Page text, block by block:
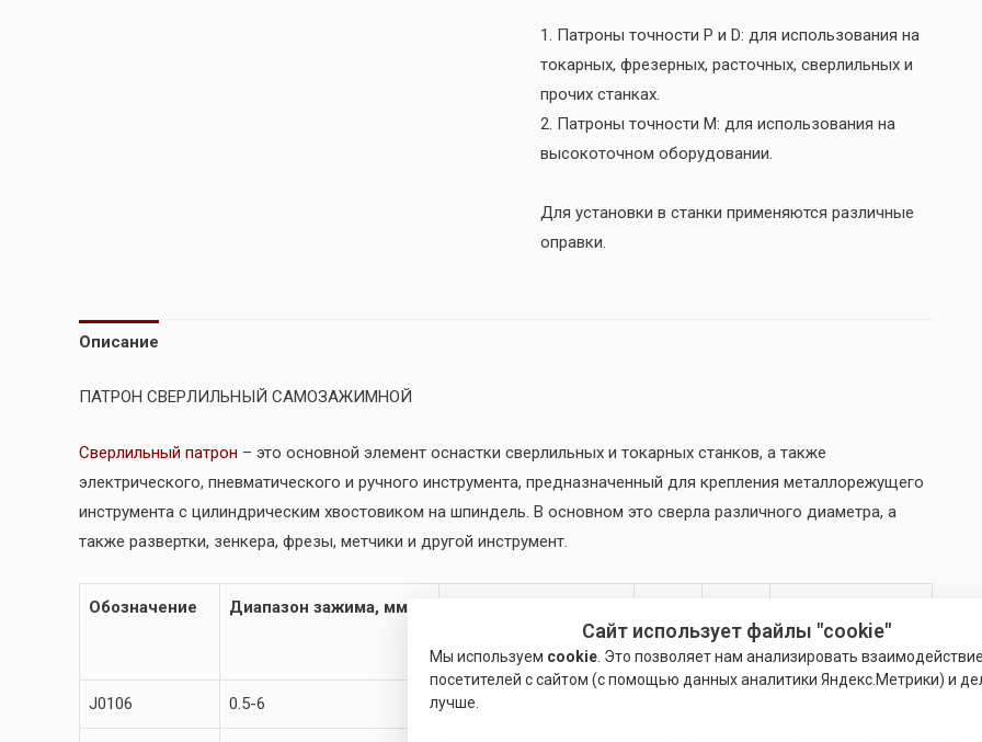
1. Патроны точности P и D: для использования на
токарных, фрезерных, расточных, сверлильных и
прочих станках.
2. Патроны точности М: для использования на
высокоточном оборудовании.
Для установки в станки применяются различные
оправки.
Описание
ПАТРОН СВЕРЛИЛЬНЫЙ САМОЗАЖИМНОЙ
Сверлильный патрон – это основной элемент оснастки сверлильных и токарных станков, а также
электрического, пневматического и ручного инструмента, предназначенный для крепления металлорежущего
инструмента с цилиндрическим хвостовиком на шпиндель. В основном это сверла различного диаметра, а
также развертки, зенкера, фрезы, метчики и другой инструмент.
Обозначение Диапазон зажима, мм
P D M
J0106 0.5-6 B10
Сайт использует файлы "cookie"
Мы используем cookie . Это позволяет нам анализировать
посетителей с сайтом (с помощью данных аналитики Яндекс.Метрики) и
лучше.